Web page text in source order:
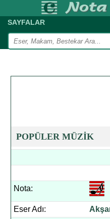
SAYFALAR
POPÜLER MÜZİK
Nota:
Eser Adı: